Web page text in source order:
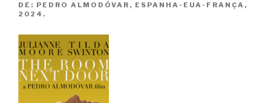
DE: PEDRO ALMODÓVAR, ESPANHA-EUA-FRANÇA,
2024.